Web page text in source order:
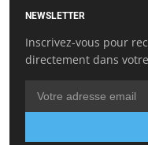
NEWSLETTER
Inscrivez-vous pour
directement dans